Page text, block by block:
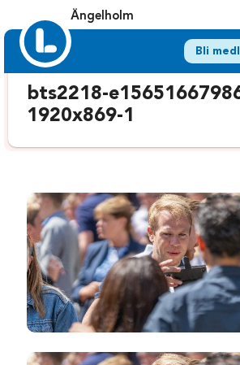
Ängelholm
Bli
bts2218-
1920x869-1